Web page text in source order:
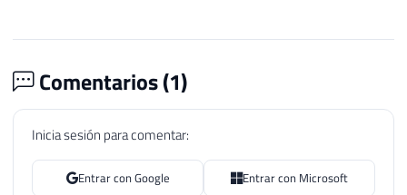
Comentarios (1)
Inicia sesión para comentar:
Entrar con Google Entrar con Microsoft